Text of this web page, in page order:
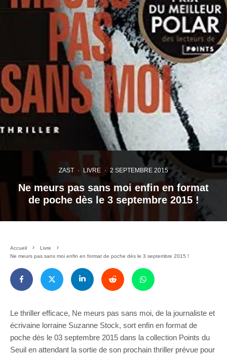
ZAST · LIVRE · 2 SEPTEMBRE 2015
Ne meurs pas sans moi enfin en format
de poche dès le 3 septembre 2015 !
Accueil
Livre
Ne meurs pas sans moi enfin en format de poche dès le 3 septembre 2015 !
Le thriller efficace, Ne meurs pas sans moi, de la journaliste et
écrivaine lorraine Suzanne Stock, sort enfin en format de
poche dès le 03 septembre 2015 dans la collection Points du
Seuil en attendant la sortie de son prochain thriller prévue pour